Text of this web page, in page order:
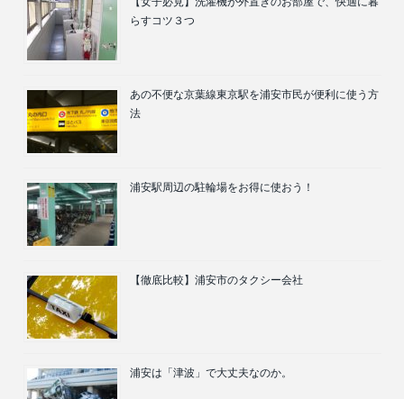
らすコツ３つ
あの不便な京葉線東京駅を浦安市民が便利に使う方
法
浦安駅周辺の駐輪場をお得に使おう！
【徹底比較】浦安市のタクシー会社
浦安は「津波」で大丈夫なのか。